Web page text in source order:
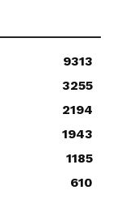
9313
3255
2194
1943
1185
610